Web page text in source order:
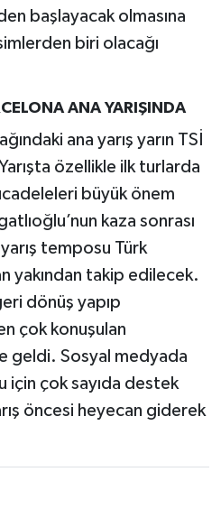
başlayacak olmasına
biri olacağı
ANA YARIŞINDA
ana yarış yarın TSİ
özellikle ilk turlarda
büyük önem
kaza sonrası
temposu Türk
yakından takip edilecek.
dönüş yapıp
çok konuşulan
geldi. Sosyal medyada
için çok sayıda destek
öncesi heyecan giderek